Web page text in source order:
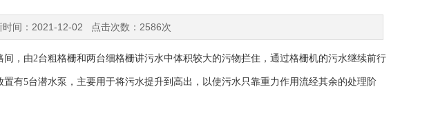
时间：2021-12-02 点击次数：2586次
，由2台粗格栅和两台细格栅讲污水中体积较大的污物拦住，通过格栅机的污水继续前行
有5台潜水泵，主要用于将污水提升到高出，以使污水只靠重力作用流经其余的处理阶